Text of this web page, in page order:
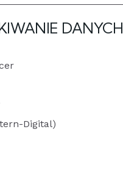
DANYCH
Digital)